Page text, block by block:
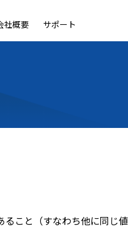
社概要 サポート
こと（すなわち他に同じ